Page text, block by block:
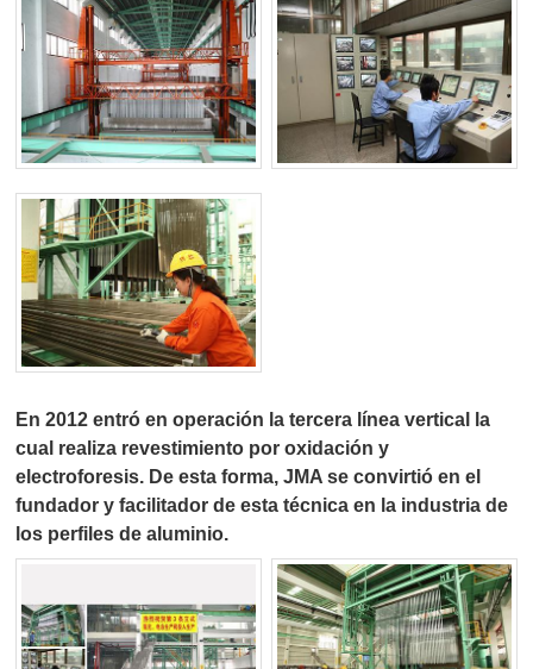
En 2012 entró en operación la tercera línea vertical la
cual realiza revestimiento por oxidación y
electroforesis. De esta forma, JMA se convirtió en el
fundador y facilitador de esta técnica en la industria de
los perfiles de aluminio.